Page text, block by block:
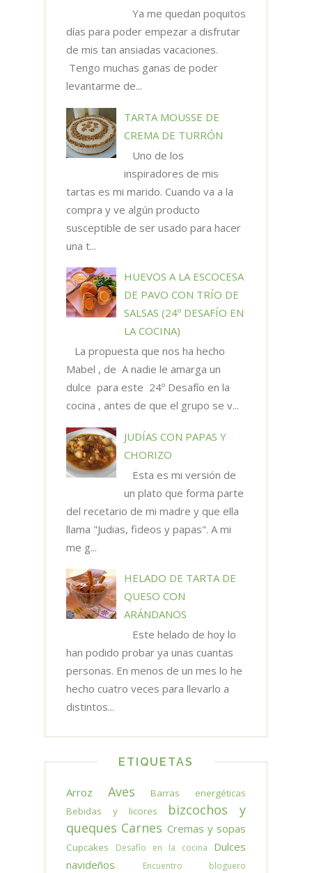
Ya me quedan poquitos
días para poder empezar a disfrutar
de mis tan ansiadas vacaciones.
Tengo muchas ganas de poder
levantarme de...
TARTA MOUSSE DE
CREMA DE TURRÓN
Uno de los
inspiradores de mis
tartas es mi marido. Cuando va a la
compra y ve algún producto
susceptible de ser usado para hacer
una t...
HUEVOS A LA ESCOCESA
DE PAVO CON TRÍO DE
SALSAS (24º DESAFÍO EN
LA COCINA)
La propuesta que nos ha hecho
Mabel , de A nadie le amarga un
dulce para este 24º Desafío en la
cocina , antes de que el grupo se v...
JUDÍAS CON PAPAS Y
CHORIZO
Esta es mi versión de
un plato que forma parte
del recetario de mi madre y que ella
llama "Judias, fideos y papas". A mi
me g...
HELADO DE TARTA DE
QUESO CON
ARÁNDANOS
Este helado de hoy lo
han podido probar ya unas cuantas
personas. En menos de un mes lo he
hecho cuatro veces para llevarlo a
distintos...
ETIQUETAS
Arroz Aves
Barras energéticas
Bebidas y licores
bizcochos y
queques Carnes Cremas y sopas
Cupcakes Desafío en la cocina
Dulces
navideños
Encuentro bloguero